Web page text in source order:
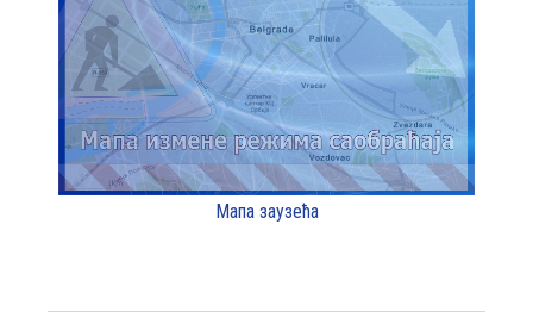
Мапа заузећа